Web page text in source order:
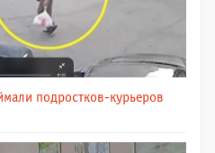
подростков-курьеров